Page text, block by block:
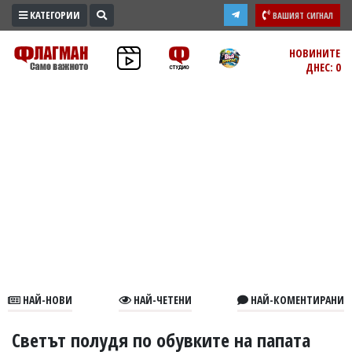
ПРОМО
ЗОНА
В
КАТЕГОРИИ ВАШИЯТ СИГНАЛ
НОВИНИТЕ
ДНЕС: 0
НАЙ-НОВИ НАЙ-ЧЕТЕНИ НАЙ-КОМЕНТИРАНИ
Светът полудя по обувките на папата